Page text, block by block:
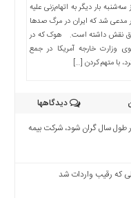
سه‌شنبه بار دیگر به اتهام‌زنی علیه
مدعی شد که ایران در مرگ صدها
نقش داشته است. هوک که در
خارجه آمریکا در جمع
با متهم کردن […]
دیدگاهها
طول سال گران شود، شرکت بیمه
که رقیب واردات شد